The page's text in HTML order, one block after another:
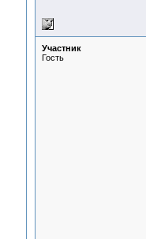
Участник
Гость